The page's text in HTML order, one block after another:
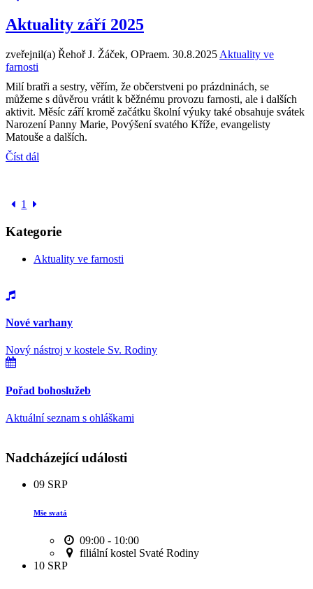
Aktuality září 2025
zveřejnil(a) Řehoř J. Žáček, OPraem. 30.8.2025 Aktuality ve
farnosti
Milí bratři a sestry, věřím, že občerstveni po prázdninách, se
můžeme s důvěrou vrátit k běžnému provozu farnosti, ale i dalších
aktivit. Měsíc září kromě začátku školní výuky také obsahuje svátek
Narození Panny Marie, Povýšení svatého Kříže, evangelisty
Matouše a dalších.
Číst dál
1
Kategorie
Aktuality ve farnosti
Nové varhany
Nový nástroj v kostele Sv. Rodiny
Pořad bohoslužeb
Aktuální seznam s ohláškami
Nadcházející události
09 SRP
Mše svatá
09:00 - 10:00
filiální kostel Svaté Rodiny
10 SRP